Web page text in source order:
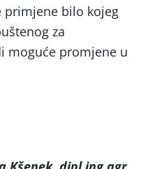
primjene bilo kojeg
za
moguće promjene u